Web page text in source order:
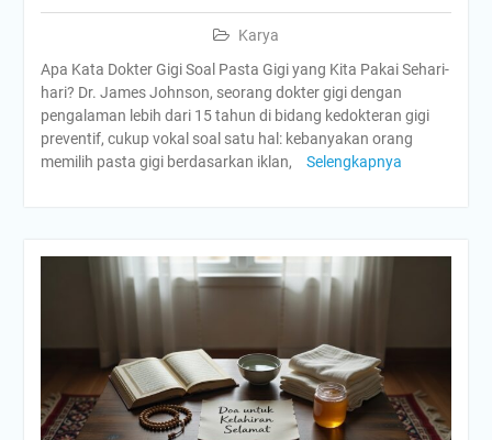
Karya
Apa Kata Dokter Gigi Soal Pasta Gigi yang Kita Pakai Sehari-
hari? Dr. James Johnson, seorang dokter gigi dengan
pengalaman lebih dari 15 tahun di bidang kedokteran gigi
preventif, cukup vokal soal satu hal: kebanyakan orang
memilih pasta gigi berdasarkan iklan,
Selengkapnya